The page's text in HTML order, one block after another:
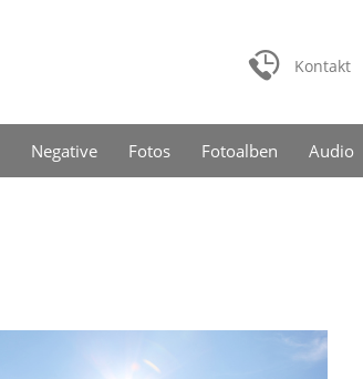
Kontakt
Negative Fotos Fotoalben Audio